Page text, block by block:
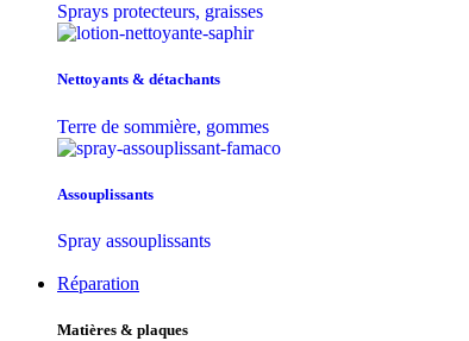
Sprays protecteurs, graisses
Nettoyants & détachants
Terre de sommière, gommes
Assouplissants
Spray assouplissants
Réparation
Matières & plaques